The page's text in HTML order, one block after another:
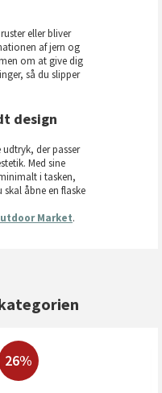
eller bliver
af jern og
om at give dig
så du slipper
design
der passer
Med sine
i tasken,
åbne en flaske
Market.
26%